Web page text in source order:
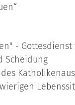
- Gottesdienst
Scheidung
des